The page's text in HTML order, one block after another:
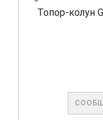
Топор-колун